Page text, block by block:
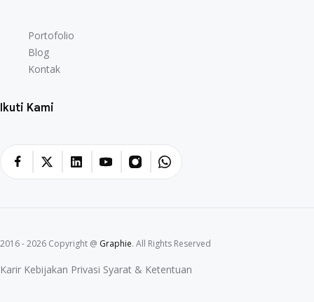
Portofolio
Blog
Kontak
Ikuti Kami
2016 - 2026 Copyright @ Graphie. All Rights Reserved
Karir Kebijakan Privasi Syarat & Ketentuan